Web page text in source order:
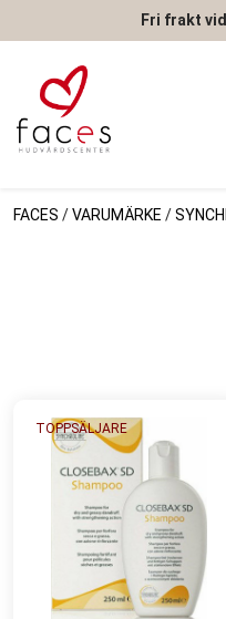
Fri frakt
FACES /VARUMÄRKE /
TOPPSÄLJARE